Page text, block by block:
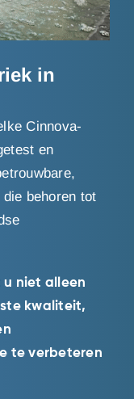
in
Cinnova-
en
behoren tot
u niet alleen
kwaliteit,
te verbeteren